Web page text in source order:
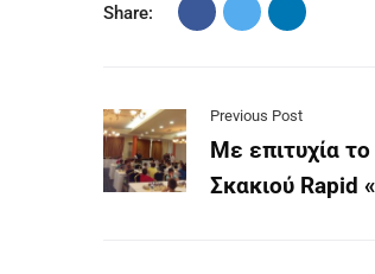
Share:
Previous Post
Με επιτυχία
Σκακιού Rapid